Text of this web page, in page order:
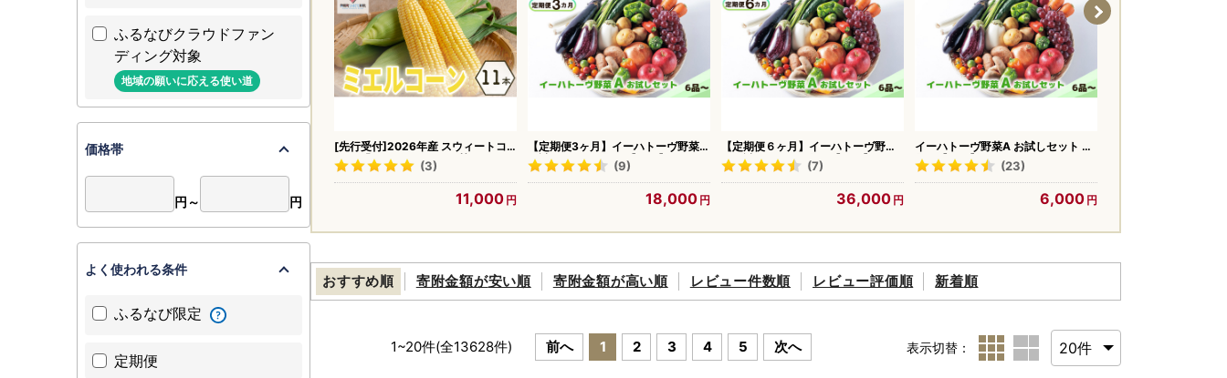
[先行受付]2026年産 スウィートコ
ーン!「はちみつのような甘さのミエ
ルコーン」11本 AF004 | とうもろこ
し
(3)
11,000
【定期便3ヶ月】イーハトーヴ野菜A
お試しセット6品～ 【293】
(9)
18,000
【定期便６ヶ月】イーハトーヴ野菜
A お試しセット 6品～【294】
(7)
36,000
イーハトーヴ野菜A お試しセット 6
品～【029】
(23)
6,000
おすすめ順 寄附金額が安い順 寄附金額が高い順 レビュー件数順 レビュー評価順 新着順
1~20件(全13628件) 前へ 1 2 3 4 5 次へ 表示切替：
ふるなびクラウドファン
ディング対象
地域の願いに応える使い道
価格帯
円～ 円
よく使われる条件
ふるなび限定
定期便